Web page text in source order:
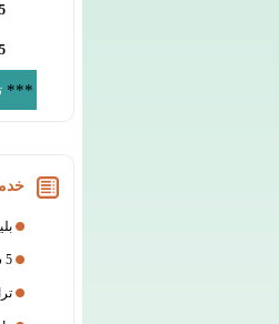
5 ستاره
5 ستاره
***
5 شب اقامت در هتل